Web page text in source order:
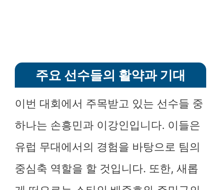
주요 선수들의 활약과 기대
이번 대회에서 주목받고 있는 선수들 중
하나는 손흥민과 이강인입니다. 이들은
유럽 무대에서의 경험을 바탕으로 팀의
중심축 역할을 할 것입니다. 또한, 새롭